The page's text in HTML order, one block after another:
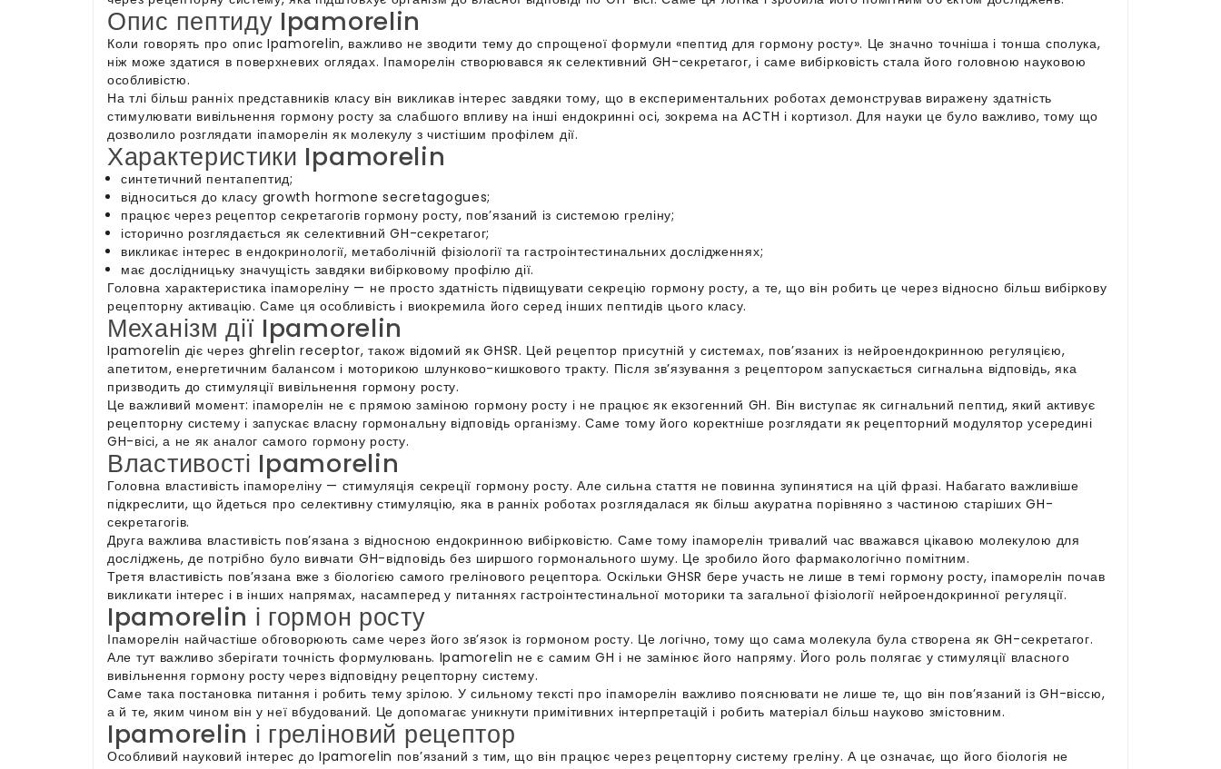
Опис пептиду Ipamorelin
Коли говорять про опис Ipamorelin, важливо не зводити тему до спрощеної формули «пептид для гормону росту». Це значно точніша і тонша сполука,
ніж може здатися в поверхневих оглядах. Іпаморелін створювався як селективний GH-секретагог, і саме вибірковість стала його головною науковою
особливістю.
На тлі більш ранніх представників класу він викликав інтерес завдяки тому, що в експериментальних роботах демонстрував виражену здатність
стимулювати вивільнення гормону росту за слабшого впливу на інші ендокринні осі, зокрема на ACTH і кортизол. Для науки це було важливо, тому що
дозволило розглядати іпаморелін як молекулу з чистішим профілем дії.
Характеристики Ipamorelin
синтетичний пентапептид;
відноситься до класу growth hormone secretagogues;
працює через рецептор секретагогів гормону росту, пов’язаний із системою греліну;
історично розглядається як селективний GH-секретагог;
викликає інтерес в ендокринології, метаболічній фізіології та гастроінтестинальних дослідженнях;
має дослідницьку значущість завдяки вибірковому профілю дії.
Головна характеристика іпамореліну — не просто здатність підвищувати секрецію гормону росту, а те, що він робить це через відносно більш вибіркову
рецепторну активацію. Саме ця особливість і виокремила його серед інших пептидів цього класу.
Механізм дії Ipamorelin
Ipamorelin діє через ghrelin receptor, також відомий як GHSR. Цей рецептор присутній у системах, пов’язаних із нейроендокринною регуляцією,
апетитом, енергетичним балансом і моторикою шлунково-кишкового тракту. Після зв’язування з рецептором запускається сигнальна відповідь, яка
призводить до стимуляції вивільнення гормону росту.
Це важливий момент: іпаморелін не є прямою заміною гормону росту і не працює як екзогенний GH. Він виступає як сигнальний пептид, який активує
рецепторну систему і запускає власну гормональну відповідь організму. Саме тому його коректніше розглядати як рецепторний модулятор усередині
GH-вісі, а не як аналог самого гормону росту.
Властивості Ipamorelin
Головна властивість іпамореліну — стимуляція секреції гормону росту. Але сильна стаття не повинна зупинятися на цій фразі. Набагато важливіше
підкреслити, що йдеться про селективну стимуляцію, яка в ранніх роботах розглядалася як більш акуратна порівняно з частиною старіших GH-
секретагогів.
Друга важлива властивість пов’язана з відносною ендокринною вибірковістю. Саме тому іпаморелін тривалий час вважався цікавою молекулою для
досліджень, де потрібно було вивчати GH-відповідь без ширшого гормонального шуму. Це зробило його фармакологічно помітним.
Третя властивість пов’язана вже з біологією самого грелінового рецептора. Оскільки GHSR бере участь не лише в темі гормону росту, іпаморелін почав
викликати інтерес і в інших напрямах, насамперед у питаннях гастроінтестинальної моторики та загальної фізіології нейроендокринної регуляції.
Ipamorelin і гормон росту
Іпаморелін найчастіше обговорюють саме через його зв’язок із гормоном росту. Це логічно, тому що сама молекула була створена як GH-секретагог.
Але тут важливо зберігати точність формулювань. Ipamorelin не є самим GH і не замінює його напряму. Його роль полягає у стимуляції власного
вивільнення гормону росту через відповідну рецепторну систему.
Саме така постановка питання і робить тему зрілою. У сильному тексті про іпаморелін важливо пояснювати не лише те, що він пов’язаний із GH-віссю,
а й те, яким чином він у неї вбудований. Це допомагає уникнути примітивних інтерпретацій і робить матеріал більш науково змістовним.
Ipamorelin і греліновий рецептор
Особливий науковий інтерес до Ipamorelin пов’язаний з тим, що він працює через рецепторну систему греліну. А це означає, що його біологія не